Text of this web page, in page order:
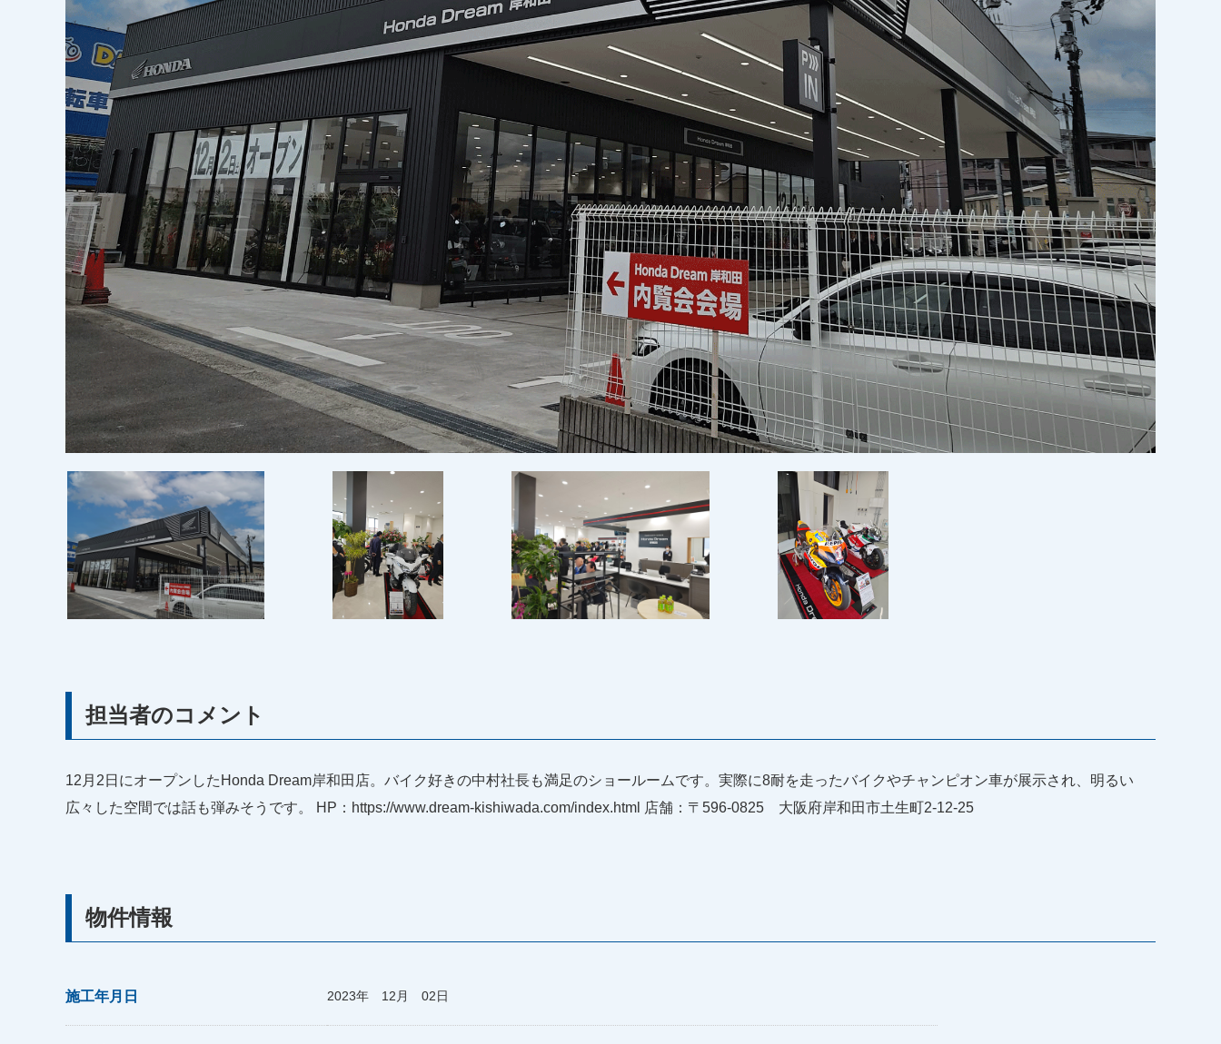
担当者のコメント
12月2日にオープンしたHonda Dream岸和田店。バイク好きの中村社長も満足のショールームです。実際に8耐を走ったバイクやチャンピオン車が展示され、明るい
広々した空間では話も弾みそうです。 HP：https://www.dream-kishiwada.com/index.html 店舗：〒596-0825 大阪府岸和田市土生町2-12-25
物件情報
施工年月日 2023年 12月 02日